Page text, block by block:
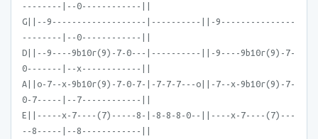
--------|--0------------||
G||--9-------------------|----------||-9---------------
--------|--0------------||
D||--9----9b10r(9)-7-0---|----------||-9----9b10r(9)-7-
0-------|--x------------||
A||o-7--x-9b10r(9)-7-0-7-|-7-7-7---o||-7--x-9b10r(9)-7-
0-7-----|--7------------||
E||-----x-7----(7)-----8-|-8-8-8-0--||----x-7----(7)---
--8-----|--8------------||